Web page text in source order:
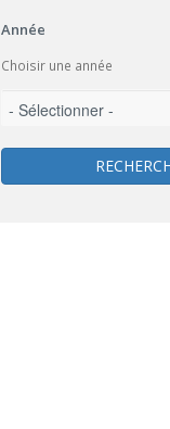
Année
Choisir une année